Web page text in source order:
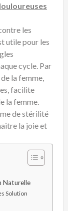
les
utile pour les
cycle. Par
la femme,
facilite
la femme.
de stérilité
la joie et
Naturelle
Solution